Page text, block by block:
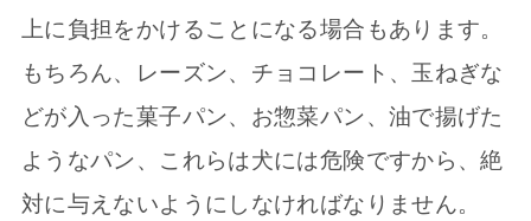
上に負担をかけることになる場合もあります。
もちろん、レーズン、チョコレート、玉ねぎな
どが入った菓子パン、お惣菜パン、油で揚げた
ようなパン、これらは犬には危険ですから、絶
対に与えないようにしなければなりません。